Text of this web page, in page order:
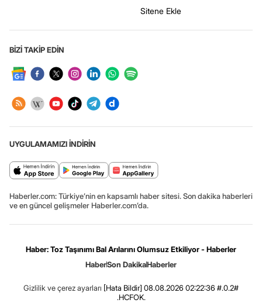
Sitene Ekle
BİZİ TAKİP EDİN
UYGULAMAMIZI İNDİRİN
Haberler.com: Türkiye’nin en kapsamlı haber sitesi. Son dakika haberleri
ve en güncel gelişmeler Haberler.com’da.
Haber: Toz Taşınımı Bal Arılarını Olumsuz Etkiliyor - Haberler
HaberSon DakikaHaberler
Gizlilik ve çerez ayarları [Hata Bildir] 08.08.2026 02:22:36 #.0.2#
.HCFOK.